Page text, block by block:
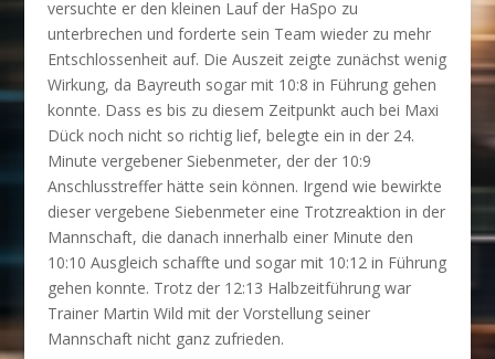
versuchte er den kleinen Lauf der HaSpo zu
unterbrechen und forderte sein Team wieder zu mehr
Entschlossenheit auf. Die Auszeit zeigte zunächst wenig
Wirkung, da Bayreuth sogar mit 10:8 in Führung gehen
konnte. Dass es bis zu diesem Zeitpunkt auch bei Maxi
Dück noch nicht so richtig lief, belegte ein in der 24.
Minute vergebener Siebenmeter, der der 10:9
Anschlusstreffer hätte sein können. Irgend wie bewirkte
dieser vergebene Siebenmeter eine Trotzreaktion in der
Mannschaft, die danach innerhalb einer Minute den
10:10 Ausgleich schaffte und sogar mit 10:12 in Führung
gehen konnte. Trotz der 12:13 Halbzeitführung war
Trainer Martin Wild mit der Vorstellung seiner
Mannschaft nicht ganz zufrieden.